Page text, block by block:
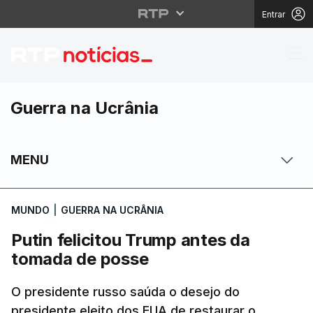
Entrar
Putin felicitou Trump
Guerra na Ucrânia
MENU
MUNDO GUERRA NA UCRÂNIA
Putin felicitou Trump antes da
tomada de posse
O presidente russo saúda o desejo do